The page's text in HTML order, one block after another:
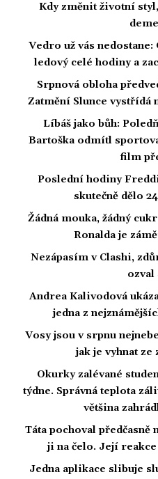
Kdy změnit životní
Vedro už vás
ledový celé hodiny a
Srpnová obloha
Zatmění Slunce vystřídá
Líbáš jako bůh:
Bartoška odmítl
film
Poslední hodiny
skutečně dělo
Žádná mouka, žádný
Ronalda je
Nezápasím v Clashi,
ozval
Andrea Kalivodová
jedna z
Vosy jsou v srpnu
jak je vyhnat ze
Okurky zalévané
týdne. Správná teplota
většina
Táta pochoval
ji na čelo. Její
Jedna aplikace slibuje